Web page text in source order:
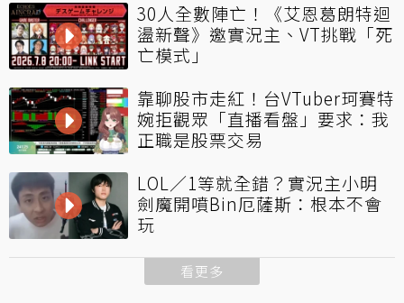
30人全數陣亡！《艾恩葛朗特迴
盪新聲》邀實況主、VT挑戰「死
亡模式」
靠聊股市走紅！台VTuber珂賽特
婉拒觀眾「直播看盤」要求：我
正職是股票交易
LOL／1等就全錯？實況主小明
劍魔開噴Bin厄薩斯：根本不會
玩
看更多